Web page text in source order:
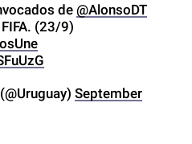
de @AlonsoDT
(23/9)
September